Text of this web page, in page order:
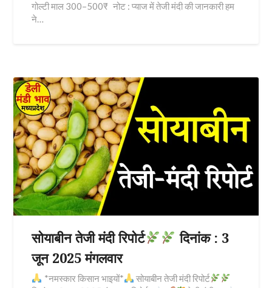
गोल्टी माल 300–500₹ नोट : प्याज में तेजी मंदी की जानकारी हम
ने…
सोयाबीन तेजी मंदी रिपोर्ट
दिनांक : 3
जून 2025 मंगलवार
*नमस्कार किसान भाइयों*
सोयाबीन तेजी मंदी रिपोर्ट